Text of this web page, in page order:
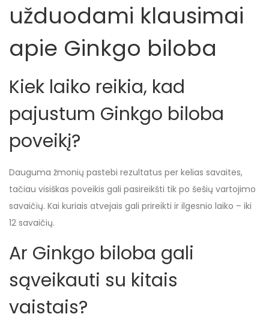
užduodami klausimai
apie Ginkgo biloba
Kiek laiko reikia, kad
pajustum Ginkgo biloba
poveikį?
Dauguma žmonių pastebi rezultatus per kelias savaites,
tačiau visiškas poveikis gali pasireikšti tik po šešių vartojimo
savaičių. Kai kuriais atvejais gali prireikti ir ilgesnio laiko – iki
12 savaičių.
Ar Ginkgo biloba gali
sąveikauti su kitais
vaistais?